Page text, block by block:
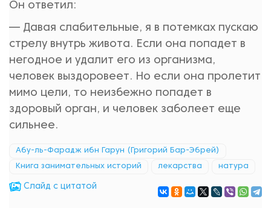
Он ответил:
— Давая слабительные, я в потемках пускаю
стрелу внутрь живота. Если она попадет в
негодное и удалит его из организма,
человек выздоровеет. Но если она пролетит
мимо цели, то неизбежно попадет в
здоровый орган, и человек заболеет еще
сильнее.
Абу-ль-Фарадж ибн Гарун (Григорий Бар-Эбрей)
Книга занимательных историй лекарства натура
Cлайд с цитатой